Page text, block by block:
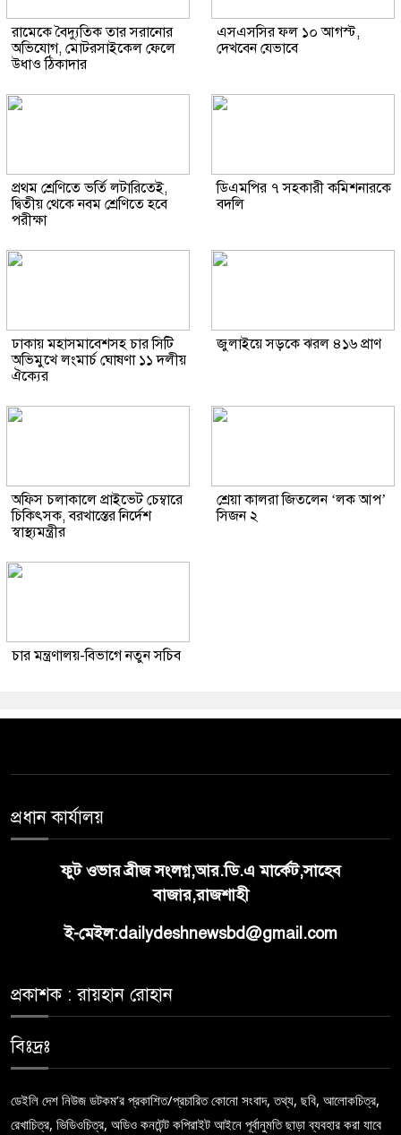
রামেকে বৈদ্যুতিক তার সরানোর
অভিযোগ, মোটরসাইকেল ফেলে
উধাও ঠিকাদার
এসএসসির ফল ১০ আগস্ট,
দেখবেন যেভাবে
প্রথম শ্রেণিতে ভর্তি লটারিতেই,
দ্বিতীয় থেকে নবম শ্রেণিতে হবে
পরীক্ষা
ডিএমপির ৭ সহকারী কমিশনারকে
বদলি
ঢাকায় মহাসমাবেশসহ চার সিটি
অভিমুখে লংমার্চ ঘোষণা ১১ দলীয়
ঐক্যের
জুলাইয়ে সড়কে ঝরল ৪১৬ প্রাণ
অফিস চলাকালে প্রাইভেট চেম্বারে
চিকিৎসক, বরখাস্তের নির্দেশ
স্বাস্থ্যমন্ত্রীর
শ্রেয়া কালরা জিতলেন ‘লক আপ’
সিজন ২
চার মন্ত্রণালয়-বিভাগে নতুন সচিব
প্রধান কার্যালয়
ফুট ওভার ব্রীজ সংলগ্ন,আর.ডি.এ মার্কেট,সাহেব
বাজার,রাজশাহী
ই-মেইল:dailydeshnewsbd@gmail.com
প্রকাশক : রায়হান রোহান
বিঃদ্রঃ
ডেইলি দেশ নিউজ ডটকম’র প্রকাশিত/প্রচারিত কোনো সংবাদ, তথ্য, ছবি, আলোকচিত্র,
রেখাচিত্র, ভিডিওচিত্র, অডিও কনটেন্ট কপিরাইট আইনে পূর্বানুমতি ছাড়া ব্যবহার করা যাবে